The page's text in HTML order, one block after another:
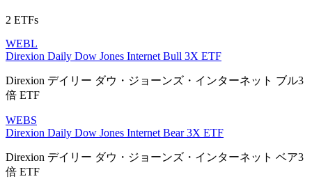
2 ETFs
WEBL
Direxion Daily Dow Jones Internet Bull 3X ETF
Direxion デイリー ダウ・ジョーンズ・インターネット ブル3
倍 ETF
WEBS
Direxion Daily Dow Jones Internet Bear 3X ETF
Direxion デイリー ダウ・ジョーンズ・インターネット ベア3
倍 ETF